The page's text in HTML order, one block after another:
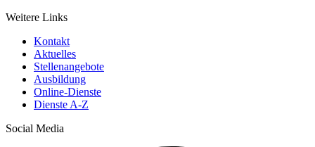
Weitere Links
Kontakt
Aktuelles
Stellenangebote
Ausbildung
Online-Dienste
Dienste A-Z
Social Media